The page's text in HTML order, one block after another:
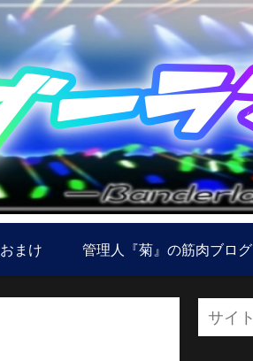
おまけ 管理人『菊』の筋肉ブログ